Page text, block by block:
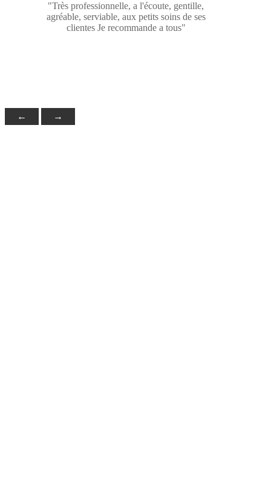
"Très professionnelle, a l'écoute, gentille,
agréable, serviable, aux petits soins de ses
clientes Je recommande a tous"
← →